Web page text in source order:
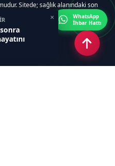
×
Sitede; sağlık alanındaki son
rehberleri, resmi ilanlar, video ve
almaktadır.
WhatsApp
İhbar Hattı